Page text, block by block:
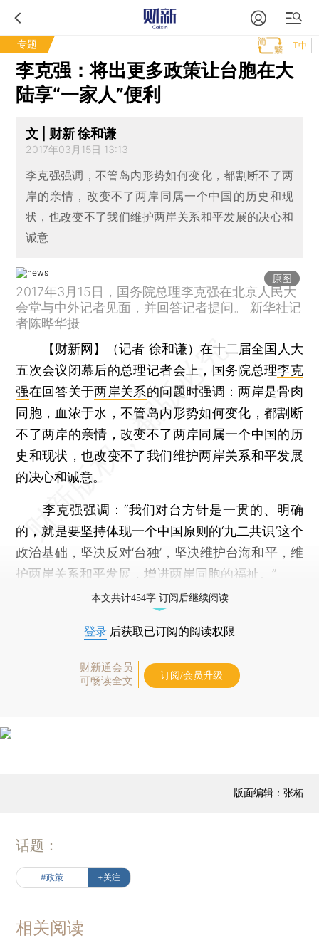
专题 T中
李克强：将出更多政策让台胞在大
陆享“一家人”便利
文 | 财新 徐和谦
2017年03月15日 13:13
李克强强调，不管岛内形势如何变化，都割断不了两
岸的亲情，改变不了两岸同属一个中国的历史和现
状，也改变不了我们维护两岸关系和平发展的决心和
诚意
原图
2017年3月15日，国务院总理李克强在北京人民大
会堂与中外记者见面，并回答记者提问。 新华社记
者陈晔华摄
【财新网】（记者 徐和谦） 在十二届全国人大
五次会议闭幕后的总理记者会上，国务院总理李克
强在回答关于两岸关系的问题时强调：两岸是骨肉
同胞，血浓于水，不管岛内形势如何变化，都割断
不了两岸的亲情，改变不了两岸同属一个中国的历
史和现状，也改变不了我们维护两岸关系和平发展
的决心和诚意。
李克强强调：“我们对台方针是一贯的、明确
的，就是要坚持体现一个中国原则的‘九二共识’这个
政治基础，坚决反对‘台独’，坚决维护台海和平，维
护两岸关系和平发展，增进两岸同胞的福祉。”
本文共计454字 订阅后继续阅读
登录 后获取已订阅的阅读权限
财新通会员
可畅读全文
订阅/会员升级
版面编辑：张柘
话题：
#政策 +关注
相关阅读